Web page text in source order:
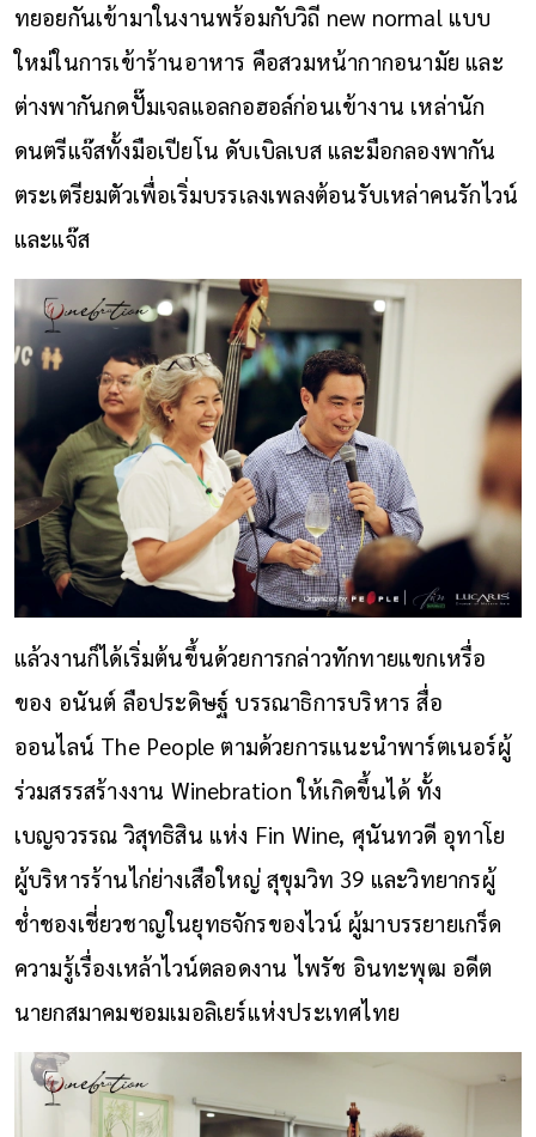
ทยอยกันเข้ามาในงานพร้อมกับวิถี new normal แบบ
ใหม่ในการเข้าร้านอาหาร คือสวมหน้ากากอนามัย และ
ต่างพากันกดปั๊มเจลแอลกอฮอล์ก่อนเข้างาน เหล่านัก
ดนตรีแจ๊สทั้งมือเปียโน ดับเบิลเบส และมือกลองพากัน
ตระเตรียมตัวเพื่อเริ่มบรรเลงเพลงต้อนรับเหล่าคนรักไวน์
และแจ๊ส
แล้วงานก็ได้เริ่มต้นขึ้นด้วยการกล่าวทักทายแขกเหรื่อ
ของ อนันต์ ลือประดิษฐ์ บรรณาธิการบริหาร สื่อ
ออนไลน์ The People ตามด้วยการแนะนำพาร์ตเนอร์ผู้
ร่วมสรรสร้างงาน Winebration ให้เกิดขึ้นได้ ทั้ง
เบญจวรรณ วิสุทธิสิน แห่ง Fin Wine, ศุนันทวดี อุทาโย
ผู้บริหารร้านไก่ย่างเสือใหญ่ สุขุมวิท 39 และวิทยากรผู้
ช่ำชองเชี่ยวชาญในยุทธจักรของไวน์ ผู้มาบรรยายเกร็ด
ความรู้เรื่องเหล้าไวน์ตลอดงาน ไพรัช อินทะพุฒ อดีต
นายกสมาคมซอมเมอลิเยร์แห่งประเทศไทย